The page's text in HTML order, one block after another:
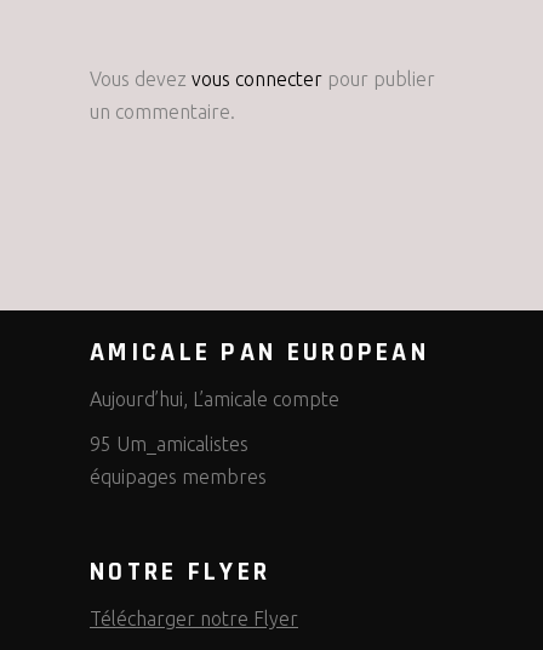
Vous devez vous connecter pour publier
un commentaire.
AMICALE PAN EUROPEAN
Aujourd’hui, L’amicale compte
95 Um_amicalistes
équipages membres
NOTRE FLYER
Télécharger notre Flyer